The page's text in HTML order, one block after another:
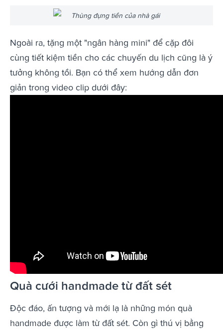
Thùng đựng tiền của nhà gái
Ngoài ra, tặng một "ngân hàng mini" để cặp đôi
cùng tiết kiệm tiền cho các chuyến du lịch cũng là ý
tưởng không tồi. Bạn có thể xem hướng dẫn đơn
giản trong video clip dưới đây:
Quà cưới handmade từ đất sét
Độc đáo, ấn tượng và mới lạ là những món quà
handmade được làm từ đất sét. Còn gì thú vị bằng